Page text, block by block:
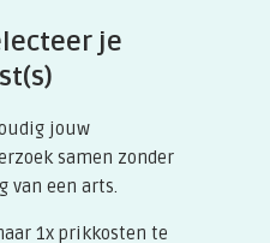
uiteindelijke effect van
belangrijker dan T4, maar
van de schildklier te
je
jouw
samen zonder
van een arts.
1x prikkosten te